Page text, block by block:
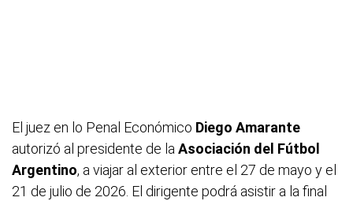
El juez en lo Penal Económico Diego Amarante
autorizó al presidente de laAsociación del Fútbol
Argentino, a viajar al exterior entre el 27 de mayo y el
21 de julio de 2026. El dirigente podrá asistir a la final